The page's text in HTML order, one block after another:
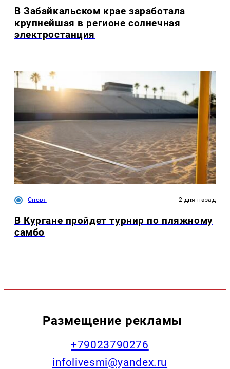
В Забайкальском крае заработала
крупнейшая в регионе солнечная
электростанция
Спорт 2 дня назад
В Кургане пройдет турнир по пляжному
самбо
Размещение рекламы
+79023790276
infolivesmi@yandex.ru